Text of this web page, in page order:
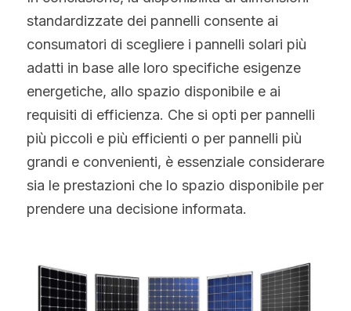
standardizzate dei pannelli consente ai
consumatori di scegliere i pannelli solari più
adatti in base alle loro specifiche esigenze
energetiche, allo spazio disponibile e ai
requisiti di efficienza. Che si opti per pannelli
più piccoli e più efficienti o per pannelli più
grandi e convenienti, è essenziale considerare
sia le prestazioni che lo spazio disponibile per
prendere una decisione informata.